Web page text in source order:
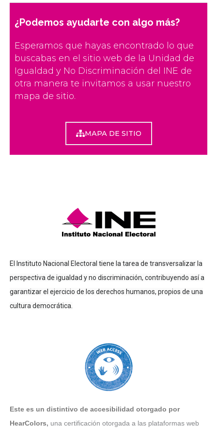
¿Podemos ayudarte con algo más?
Esperamos que hayas encontrado lo que
buscabas en el sitio web de la Unidad de
Igualdad y No Discriminación del INE de
otra manera te invitamos a usar nuestro
mapa de sitio.
MAPA DE SITIO
El Instituto Nacional Electoral tiene la tarea de transversalizar la
perspectiva de igualdad y no discriminación, contribuyendo así a
garantizar el ejercicio de los derechos humanos, propios de una
cultura democrática.
Este es un distintivo de accesibilidad otorgado por
HearColors, una certificación otorgada a las plataformas web